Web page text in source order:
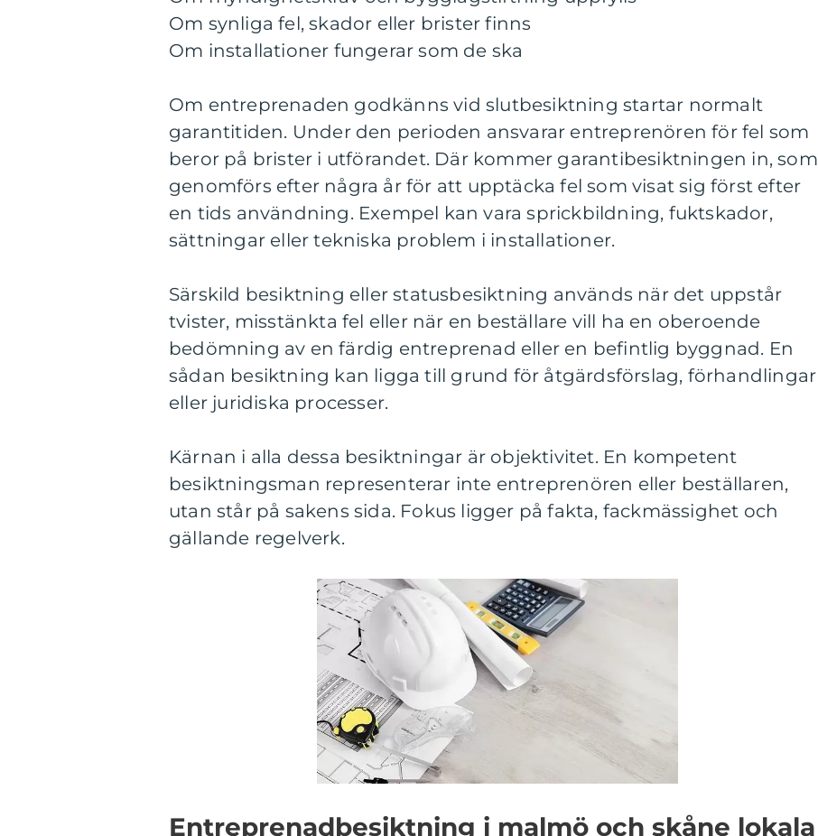
Om synliga fel, skador eller brister finns
Om installationer fungerar som de ska
Om entreprenaden godkänns vid slutbesiktning startar normalt
garantitiden. Under den perioden ansvarar entreprenören för fel som
beror på brister i utförandet. Där kommer garantibesiktningen in, som
genomförs efter några år för att upptäcka fel som visat sig först efter
en tids användning. Exempel kan vara sprickbildning, fuktskador,
sättningar eller tekniska problem i installationer.
Särskild besiktning eller statusbesiktning används när det uppstår
tvister, misstänkta fel eller när en beställare vill ha en oberoende
bedömning av en färdig entreprenad eller en befintlig byggnad. En
sådan besiktning kan ligga till grund för åtgärdsförslag, förhandlingar
eller juridiska processer.
Kärnan i alla dessa besiktningar är objektivitet. En kompetent
besiktningsman representerar inte entreprenören eller beställaren,
utan står på sakens sida. Fokus ligger på fakta, fackmässighet och
gällande regelverk.
Entreprenadbesiktning i malmö och skåne lokala